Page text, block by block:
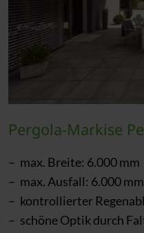
Pergola-Markise
max. Breite: 6.000 mm
max. Ausfall: 6.000 mm
kontrollierter
schöne Optik durch